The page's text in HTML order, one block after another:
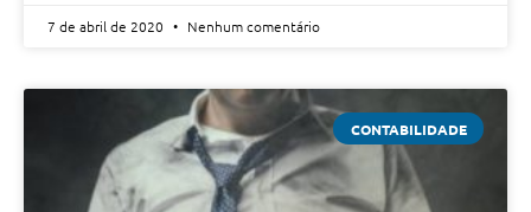
7 de abril de 2020 Nenhum comentário
CONTABILIDADE